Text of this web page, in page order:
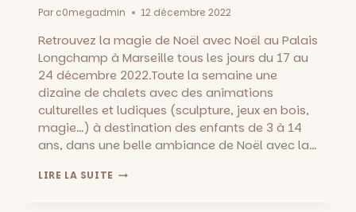
Par c0megadmin 12 décembre 2022
Retrouvez la magie de Noël avec Noël au Palais
Longchamp à Marseille tous les jours du 17 au
24 décembre 2022.Toute la semaine une
dizaine de chalets avec des animations
culturelles et ludiques (sculpture, jeux en bois,
magie…) à destination des enfants de 3 à 14
ans, dans une belle ambiance de Noël avec la…
LIRE LA SUITE NOËL